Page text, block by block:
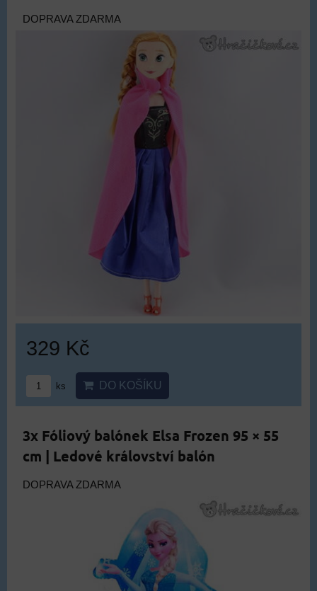
DOPRAVA ZDARMA
329 Kč
ks DO KOŠÍKU
3x Fóliový balónek Elsa Frozen 95 × 55
cm | Ledové království balón
DOPRAVA ZDARMA